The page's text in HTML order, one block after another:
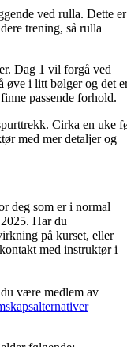
ved rulla. Dette er
trening, så rulla
Dag 1 vil forgå ved
øve i litt bølger og det
passende forhold.
Cirka en uke
med mer detaljer og
deg som er i normal
Har du
på kurset, eller
med instruktør i
være medlem av